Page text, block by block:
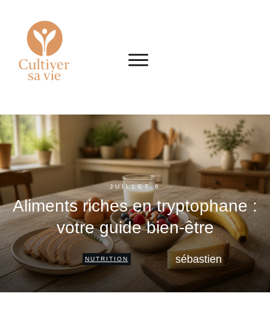
JUILLET 6
Aliments riches en tryptophane :
votre guide bien-être
NUTRITION sébastien